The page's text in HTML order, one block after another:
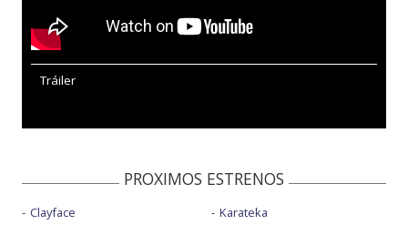
Tráiler
PROXIMOS ESTRENOS
Clayface
Karateka